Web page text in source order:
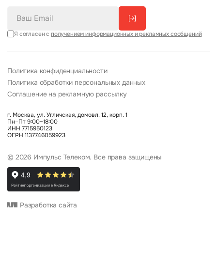
[→]
Я согласен с получением информационных и рекламных сообщений
Политика конфиденциальности
Политика обработки персональных данных
Соглашение на рекламную рассылку
г. Москва, ул. Угличская, домовл. 12, корп. 1
Пн–Пт 9:00–18:00
ИНН 7715950123
ОГРН 1137746059923
© 2026 Импульс Телеком. Все права защищены
Разработка сайта